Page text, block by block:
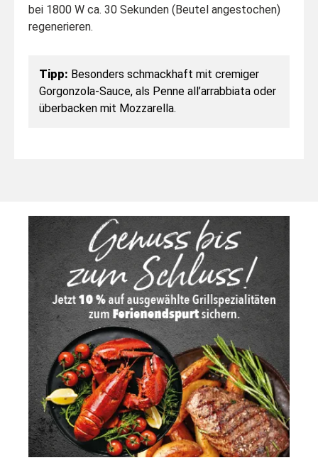
bei 1800 W ca. 30 Sekunden (Beutel angestochen)
regenerieren.
Tipp: Besonders schmackhaft mit cremiger
Gorgonzola-Sauce, als Penne all’arrabbiata oder
überbacken mit Mozzarella.